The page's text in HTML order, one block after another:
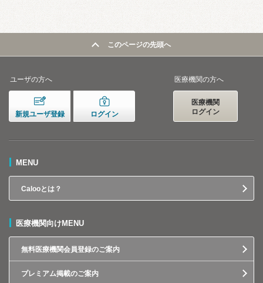
このページの先頭へ
ユーザの方へ
新規ユーザ登録 ログイン
医療機関の方へ
医療機関
ログイン
MENU
Calooとは？
医療機関向けMENU
無料医療機関会員登録のご案内
プレミアム掲載のご案内